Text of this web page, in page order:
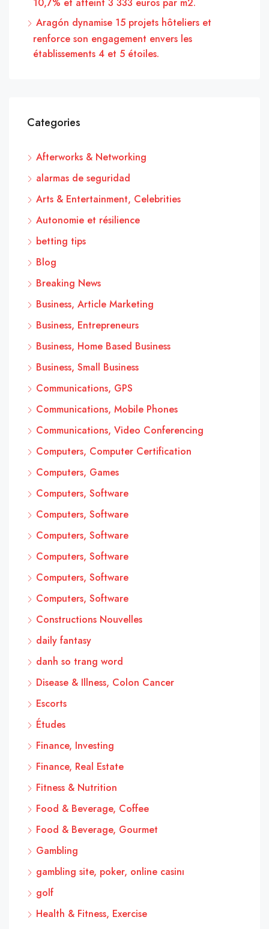
Aragón dynamise 15 projets hôteliers et
renforce son engagement envers les
établissements 4 et 5 étoiles.
Categories
Afterworks & Networking
alarmas de seguridad
Arts & Entertainment, Celebrities
Autonomie et résilience
betting tips
Blog
Breaking News
Business, Article Marketing
Business, Entrepreneurs
Business, Home Based Business
Business, Small Business
Communications, GPS
Communications, Mobile Phones
Communications, Video Conferencing
Computers, Computer Certification
Computers, Games
Computers, Software
Computers, Software
Computers, Software
Computers, Software
Computers, Software
Computers, Software
Constructions Nouvelles
daily fantasy
danh so trang word
Disease & Illness, Colon Cancer
Escorts
Études
Finance, Investing
Finance, Real Estate
Fitness & Nutrition
Food & Beverage, Coffee
Food & Beverage, Gourmet
Gambling
gambling site, poker, online casinı
golf
Health & Fitness, Exercise